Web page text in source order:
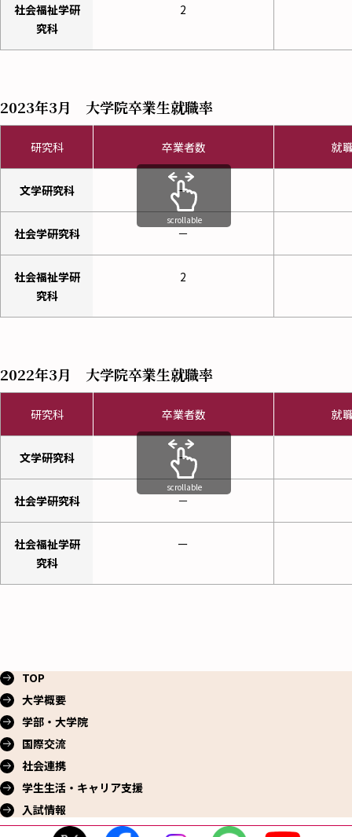
社会福祉学研
究科
2
2023年3月 大学院卒業生就職率
研究科 卒業者数 就
文学研究科 ー
社会学研究科 －
社会福祉学研
究科
2
scrollable
2022年3月 大学院卒業生就職率
研究科 卒業者数 就
文学研究科 ー
社会学研究科 －
社会福祉学研
究科
ー
scrollable
TOP
大学概要
学部・大学院
国際交流
社会連携
学生生活・ キャリア支援
入試情報